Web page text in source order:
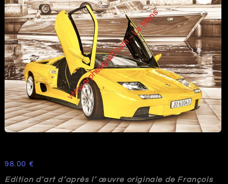
98.00 €
Edition d’art d’après l’ œuvre originale de François